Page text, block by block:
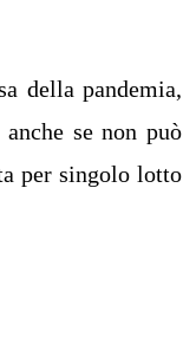
della pandemia,
se non può
per singolo lotto